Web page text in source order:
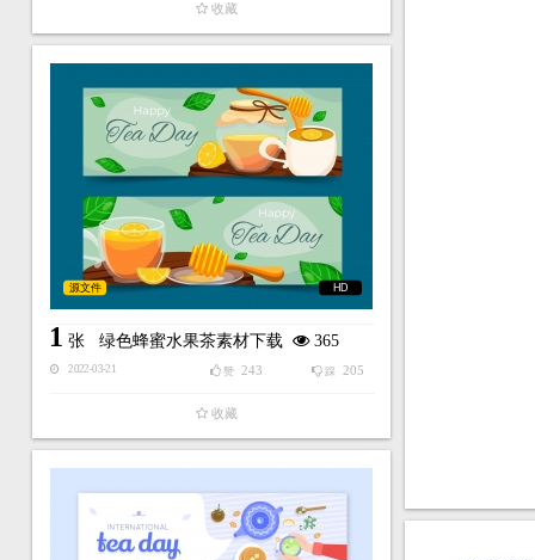
收藏
HD
源文件
1 张 绿色蜂蜜水果茶素材下载 365
2022-03-21 踩 205
赞 243
收藏